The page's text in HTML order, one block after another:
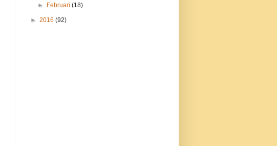
►
Februari(18)
► 2016 (92)